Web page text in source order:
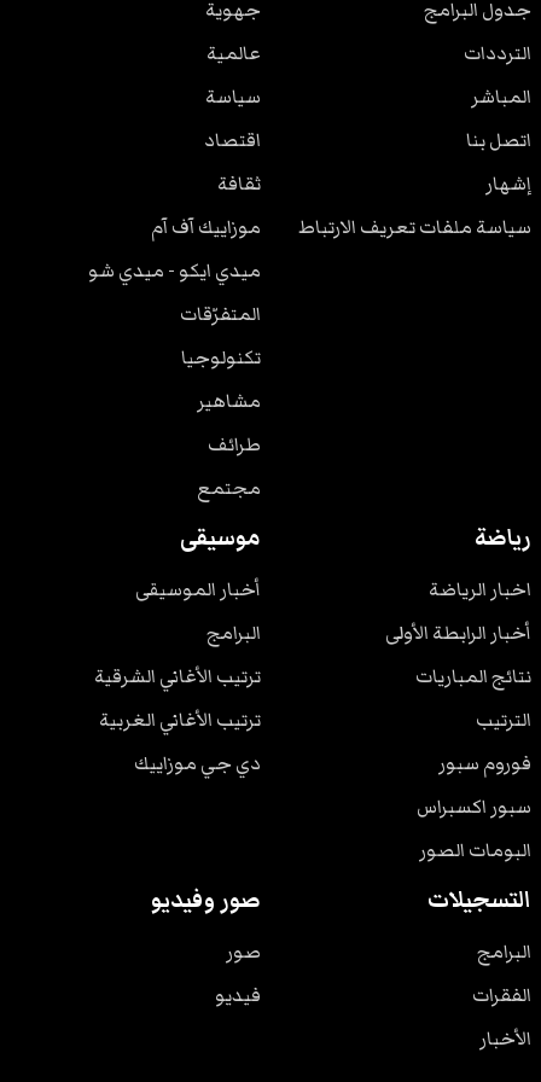
جدول البرامج
الترددات
المباشر
اتصل بنا
إشهار
سياسة ملفات تعريف الارتباط
جهوية
عالمية
سياسة
اقتصاد
ثقافة
موزاييك آف آم
ميدي ايكو - ميدي شو
المتفرّقات
تكنولوجيا
مشاهير
طرائف
مجتمع
رياضة
اخبار الرياضة
أخبار الرابطة الأولى
نتائج المباريات
الترتيب
فوروم سبور
سبور اكسبراس
البومات الصور
موسيقى
أخبار الموسيقى
البرامج
ترتيب الأغاني الشرقية
ترتيب الأغاني الغربية
دي جي موزاييك
التسجيلات
البرامج
الفقرات
الأخبار
صور وفيديو
صور
فيديو